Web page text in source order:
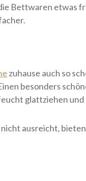
Bettwaren etwas
zuhause auch so
besonders
glattziehen
ausreicht,